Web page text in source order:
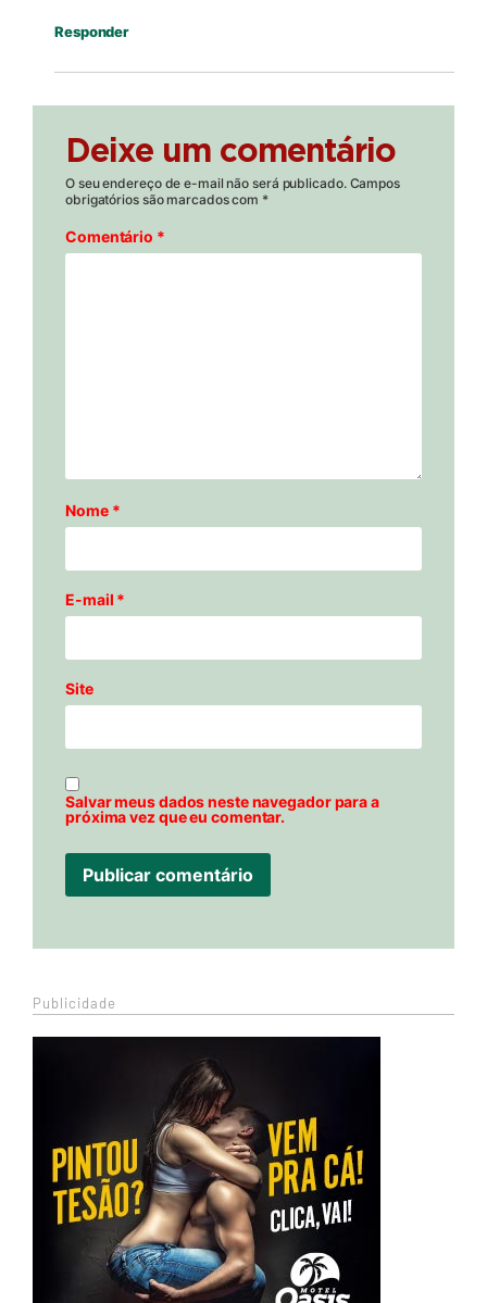
Responder
Deixe um comentário
O seu endereço de e-mail não será publicado. Campos
obrigatórios são marcados com *
Comentário *
Nome *
E-mail *
Site
Salvar meus dados neste navegador para a
próxima vez que eu comentar.
Publicidade